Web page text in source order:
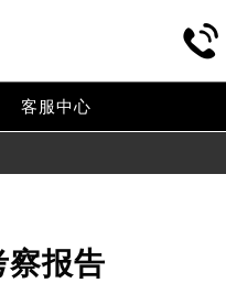

客服中心
察报告